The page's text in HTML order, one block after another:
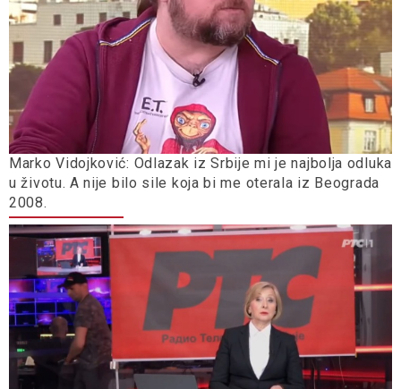
Marko Vidojković: Odlazak iz Srbije mi je najbolja odluka
u životu. A nije bilo sile koja bi me oterala iz Beograda
2008.